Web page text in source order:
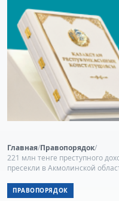
Главная/Правопорядок/
221 млн тенге преступного
пресекли в Акмолинской
ПРАВОПОРЯДОК